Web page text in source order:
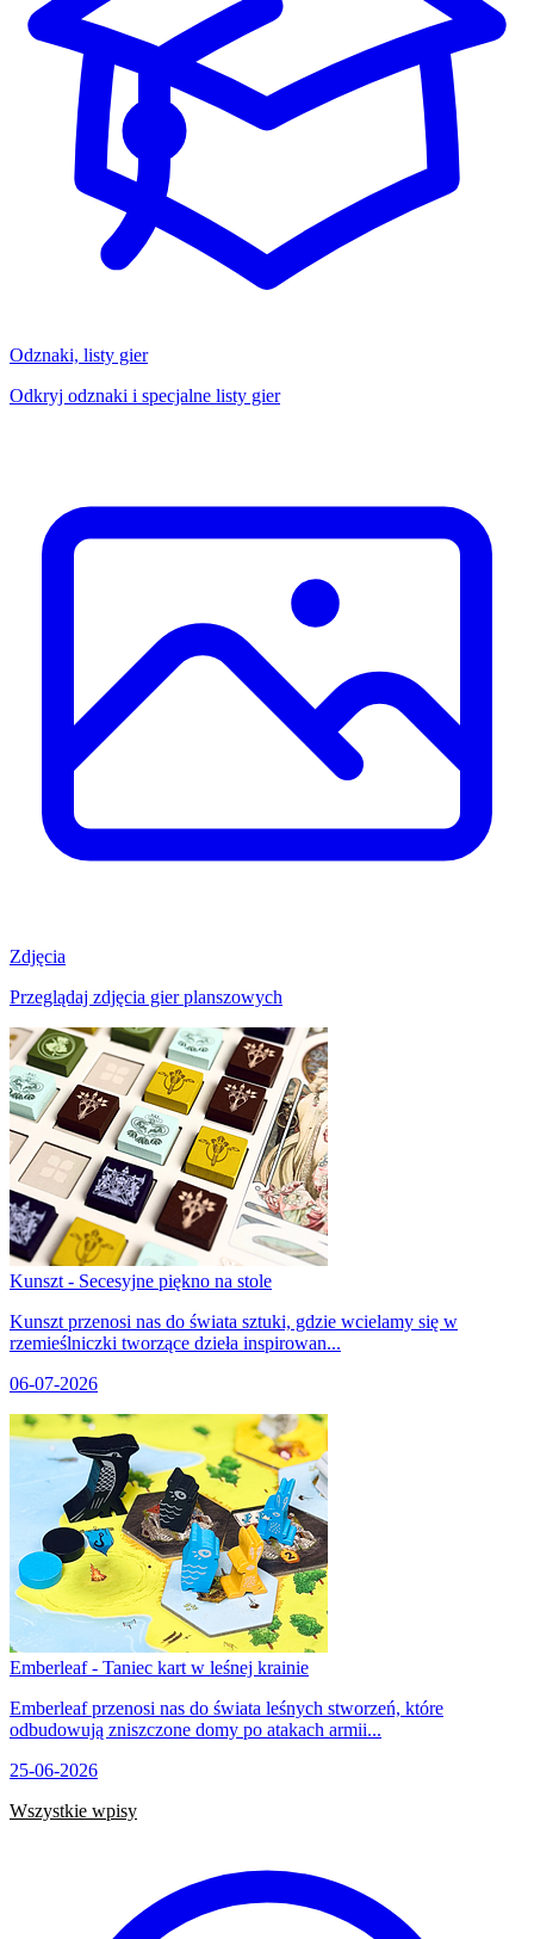
Odznaki, listy gier
Odkryj odznaki i specjalne listy gier
Zdjęcia
Przeglądaj zdjęcia gier planszowych
Kunszt - Secesyjne piękno na stole
Kunszt przenosi nas do świata sztuki, gdzie wcielamy się w
rzemieślniczki tworzące dzieła inspirowan...
06-07-2026
Emberleaf - Taniec kart w leśnej krainie
Emberleaf przenosi nas do świata leśnych stworzeń, które
odbudowują zniszczone domy po atakach armii...
25-06-2026
Wszystkie wpisy